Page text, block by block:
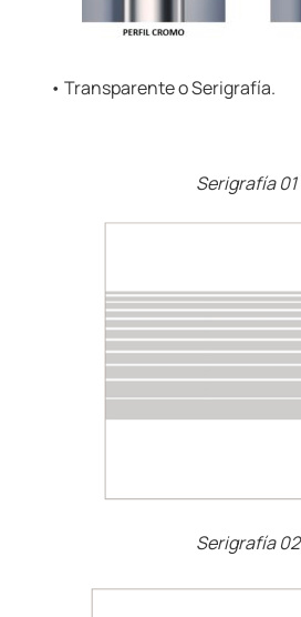
• Transparente o Serigrafía.
Serigrafía 01
Serigrafía 02